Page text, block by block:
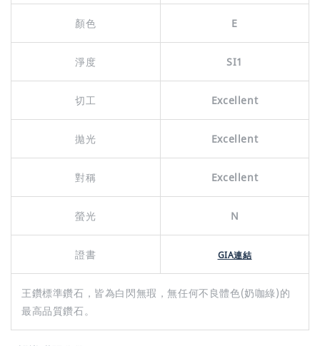
顏色 E
淨度 SI1
切工 Excellent
拋光 Excellent
對稱 Excellent
螢光 N
證書 GIA連結
王鑽標準鑽石，皆為白閃無瑕，無任何不良體色(奶咖綠)的
最高品質鑽石。